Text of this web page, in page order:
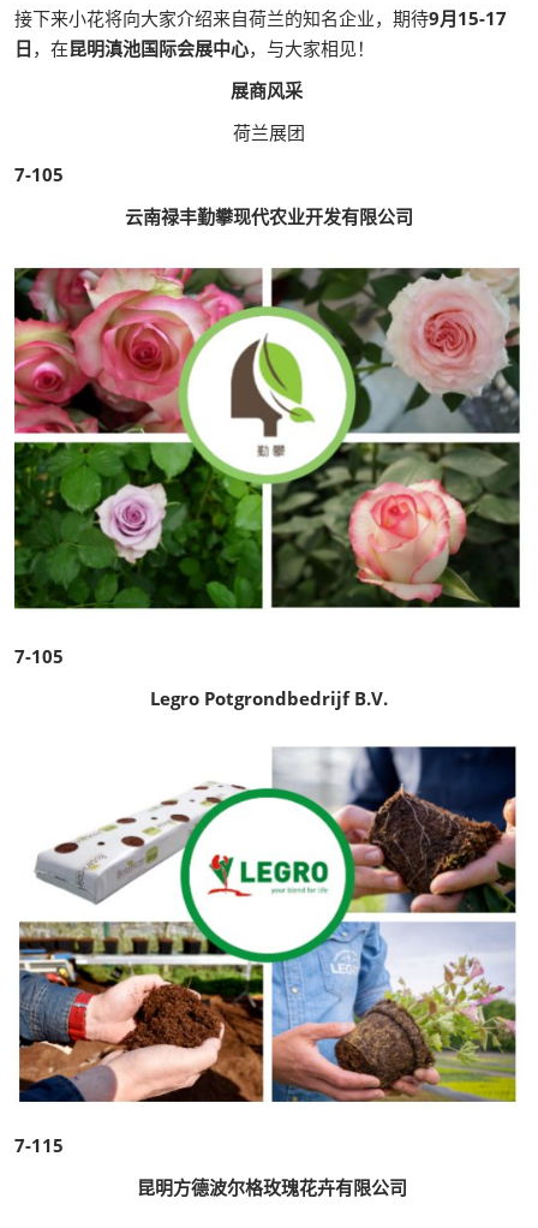
接下来小花将向大家介绍来自荷兰的知名企业，期待9月15-17
日 ，在昆明滇池国际会展中心，与大家相见！
展商风采
荷兰展团
7-105
云南禄丰勤攀现代农业开发有限公司
7-105
Legro Potgrondbedrijf B.V.
7-115
昆明方德波尔格玫瑰花卉有限公司